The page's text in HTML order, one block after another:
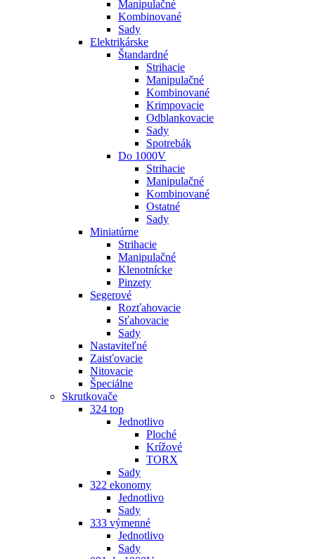
Manipulačné
Kombinované
Sady
Elektrikárske
Štandardné
Strihacie
Manipulačné
Kombinované
Krimpovacie
Odblankovacie
Sady
Spotrebák
Do 1000V
Strihacie
Manipulačné
Kombinované
Ostatné
Sady
Miniatúrne
Strihacie
Manipulačné
Klenotnícke
Pinzety
Segerové
Rozťahovacie
Sťahovacie
Sady
Nastaviteľné
Zaisťovacie
Nitovacie
Špeciálne
Skrutkovače
324 top
Jednotlivo
Ploché
Krížové
TORX
Sady
322 ekonomy
Jednotlivo
Sady
333 výmenné
Jednotlivo
Sady